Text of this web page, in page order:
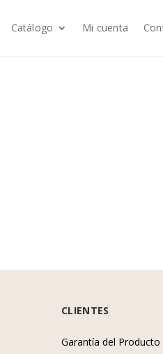
Catálogo Mi cuenta
CLIENTES
Garantía del Producto